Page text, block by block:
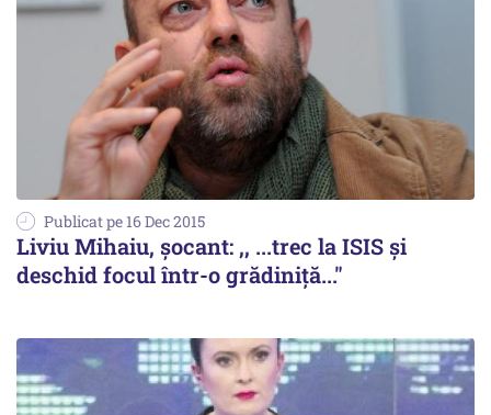
Publicat pe 16 Dec 2015
Liviu Mihaiu, șocant: ,, ...trec la ISIS și
deschid focul într-o grădiniță..."